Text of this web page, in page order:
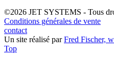
©2026 JET SYSTEMS - Tous
Conditions générales de vente
contact
Un site réalisé parFred Fischer,
Top